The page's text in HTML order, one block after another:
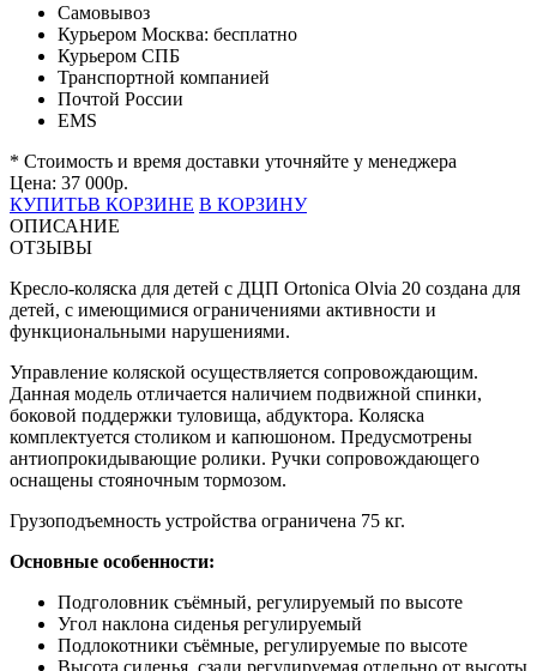
Самовывоз
Курьером Москва: бесплатно
Курьером СПБ
Транспортной компанией
Почтой России
EMS
* Стоимость и время доставки уточняйте у менеджера
Цена: 37 000р.
КУПИТЬВ КОРЗИНЕ В КОРЗИНУ
ОПИСАНИЕ
ОТЗЫВЫ
Кресло-коляска для детей с ДЦП Ortonica Olvia 20 создана для
детей, с имеющимися ограничениями активности и
функциональными нарушениями.
Управление коляской осуществляется сопровождающим.
Данная модель отличается наличием подвижной спинки,
боковой поддержки туловища, абдуктора. Коляска
комплектуется столиком и капюшоном. Предусмотрены
антиопрокидывающие ролики. Ручки сопровождающего
оснащены стояночным тормозом.
Грузоподъемность устройства ограничена 75 кг.
Основные особенности:
Подголовник съёмный, регулируемый по высоте
Угол наклона сиденья регулируемый
Подлокотники съёмные, регулируемые по высоте
Высота сиденья, сзади регулируемая отдельно от высоты